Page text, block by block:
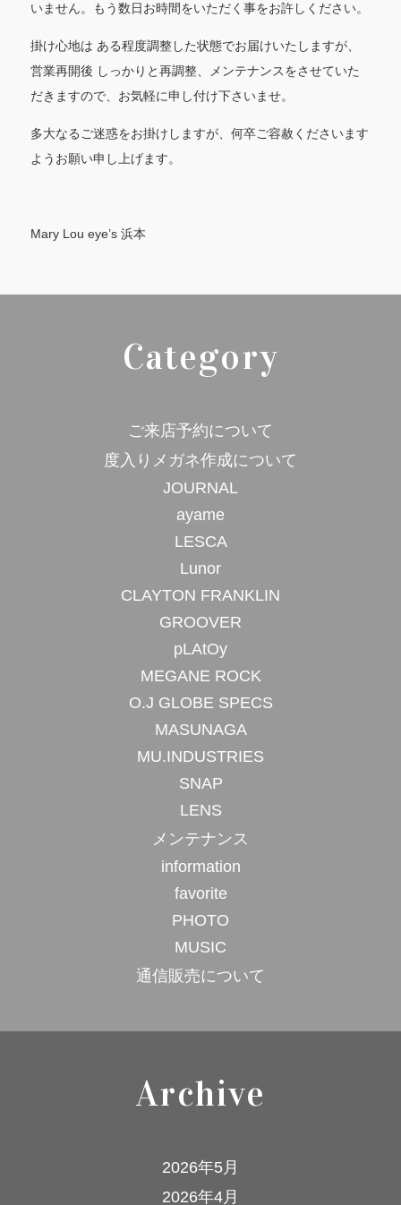
いません。もう数日お時間をいただく事をお許しください。
掛け心地は ある程度調整した状態でお届けいたしますが、
営業再開後 しっかりと再調整、メンテナンスをさせていた
だきますので、お気軽に申し付け下さいませ。
多大なるご迷惑をお掛けしますが、何卒ご容赦くださいます
ようお願い申し上げます。
Mary Lou eye’s 浜本
Category
ご来店予約について
度入りメガネ作成について
JOURNAL
ayame
LESCA
Lunor
CLAYTON FRANKLIN
GROOVER
pLAtOy
MEGANE ROCK
O.J GLOBE SPECS
MASUNAGA
MU.INDUSTRIES
SNAP
LENS
メンテナンス
information
favorite
PHOTO
MUSIC
通信販売について
Archive
2026年5月
2026年4月